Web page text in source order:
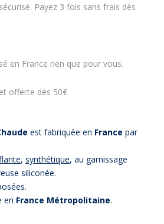
Payez 3 fois sans frais dès
en France rien que pour vous.
offerte dès 50€
est fabriquée en France par
,synthétique, au garnissage
siliconée.
en France Métropolitaine.